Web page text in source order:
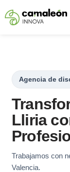
Saltar
Agencia de
Lliria
Trabajamos con
Valencia.